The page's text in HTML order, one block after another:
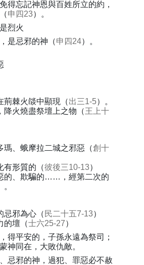
得忘記神恩與百姓所立的約，
申四23）。
烈火
是忌邪的神（申四24）。
荊棘火燄中顯現（出三1-5）。
降火燒盡祭壇上之物（王上十
瑪、蛾摩拉二城之邪惡（創十
有形質的（彼後三10-13）
的、欺騙的……，經第二次的
。
忌邪為心（ 民二十五7-13）
的壇（士六25-27）
得平安的，子孫永遠為祭司；
神同在，大敗仇敵。
忌邪的神，過犯、罪惡必不赦